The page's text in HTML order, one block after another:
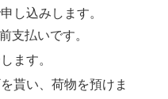
し込みします。
支払いです。
ます。
貰い、荷物を預けま